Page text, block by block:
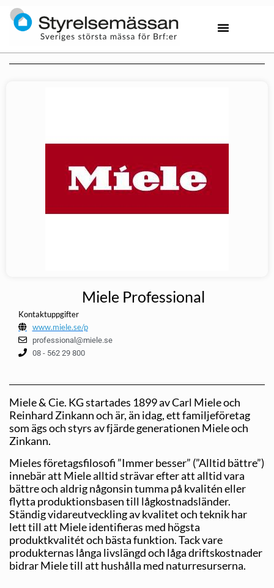
Miele Professional
Kontaktuppgifter
www.miele.se/p
professional@miele.se
08 - 562 29 800
Miele & Cie. KG startades 1899 av Carl Miele och
Reinhard Zinkann och är, än idag, ett familjeföretag
som ägs och styrs av fjärde generationen Miele och
Zinkann.
Mieles företagsfilosofi ”Immer besser” (”Alltid bättre”)
innebär att Miele alltid strävar efter att alltid vara
bättre och aldrig någonsin tumma på kvalitén eller
flytta produktionsbasen till lågkostnadsländer.
Ständig vidareutveckling av kvalitet och teknik har
lett till att Miele identifieras med högsta
produktkvalitét och bästa funktion. Tack vare
produkternas långa livslängd och låga driftskostnader
bidrar Miele till att hushålla med naturresurserna.